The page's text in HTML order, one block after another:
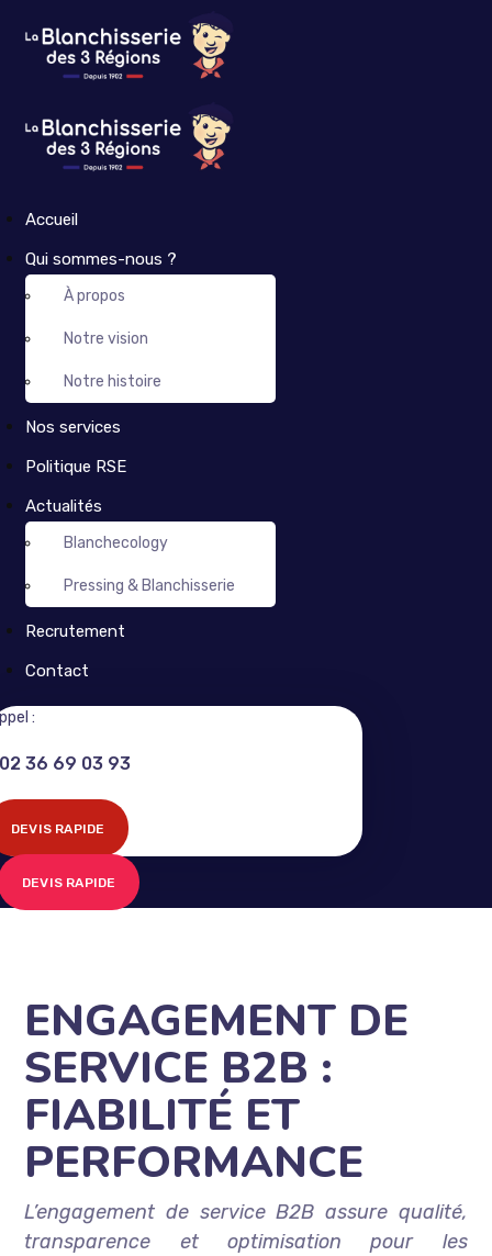
Accueil
Qui sommes-nous ?
À propos
Notre vision
Notre histoire
Nos services
Politique RSE
Actualités
Blanchecology
Pressing & Blanchisserie
Recrutement
Contact
:
02 36 69 03 93
DEVIS RAPIDE
DEVIS RAPIDE
ENGAGEMENT DE
SERVICE B2B :
FIABILITÉ ET
PERFORMANCE
L’engagement de service B2B assure qualité,
transparence et optimisation pour les